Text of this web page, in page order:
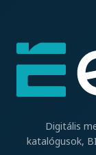
Digitális
katalógusok,